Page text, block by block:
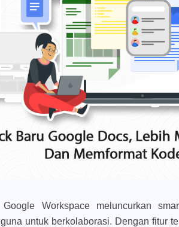
Workspace meluncurkan
untuk berkolaborasi. Dengan fitur